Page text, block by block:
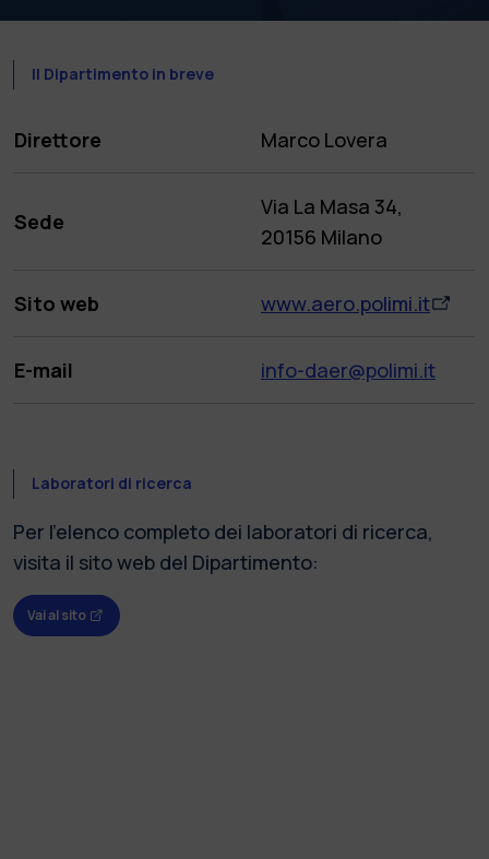
Il Dipartimento in breve
Direttore Marco Lovera
Sede
Via La Masa 34,
20156 Milano
Sito web www.aero.polimi.it
E-mail info-daer@polimi.it
Laboratori di ricerca
Per l'elenco completo dei laboratori di ricerca,
visita il sito web del Dipartimento:
Vai al sito